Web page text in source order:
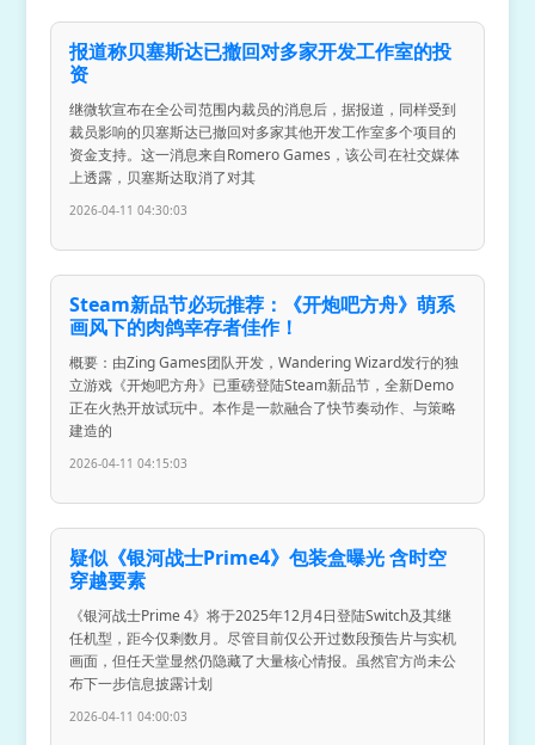
报道称贝塞斯达已撤回对多家开发工作室的投
资
继微软宣布在全公司范围内裁员的消息后，据报道，同样受到
裁员影响的贝塞斯达已撤回对多家其他开发工作室多个项目的
资金支持。这一消息来自Romero Games，该公司在社交媒体
上透露，贝塞斯达取消了对其
2026-04-11 04:30:03
Steam新品节必玩推荐：《开炮吧方舟》萌系
画风下的肉鸽幸存者佳作！
概要：由Zing Games团队开发，Wandering Wizard发行的独
立游戏《开炮吧方舟》已重磅登陆Steam新品节，全新Demo
正在火热开放试玩中。本作是一款融合了快节奏动作、与策略
建造的
2026-04-11 04:15:03
疑似《银河战士Prime4》包装盒曝光 含时空
穿越要素
《银河战士Prime 4》将于2025年12月4日登陆Switch及其继
任机型，距今仅剩数月。尽管目前仅公开过数段预告片与实机
画面，但任天堂显然仍隐藏了大量核心情报。虽然官方尚未公
布下一步信息披露计划
2026-04-11 04:00:03